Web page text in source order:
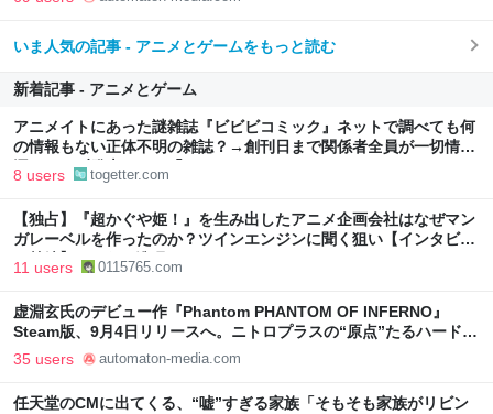
いま人気の記事 - アニメとゲームをもっと読む
新着記事 - アニメとゲーム
アニメイトにあった謎雑誌『ビビビコミック』ネットで調べても何
の情報もない正体不明の雑誌？→創刊日まで関係者全員が一切情報
漏れさせず発売できた「これ、そこそこミラクルかと」
8 users togetter.com
【独占】『超かぐや姫！』を生み出したアニメ企画会社はなぜマン
ガレーベルを作ったのか？ツインエンジンに聞く狙い【インタビュ
ー前編】 | オタク総研
11 users 0115765.com
虚淵玄氏のデビュー作『Phantom PHANTOM OF INFERNO』
Steam版、9月4日リリースへ。ニトロプラスの“原点”たるハードボ
イルドADVがついに - AUTOMATON
35 users automaton-media.com
任天堂のCMに出てくる、“嘘”すぎる家族「そもそも家族がリビン